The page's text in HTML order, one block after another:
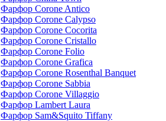
Фарфор Corone Antico
Фарфор Corone Calypso
Фарфор Corone Cocorita
Фарфор Corone Cristallo
Фарфор Corone Folio
Фарфор Corone Grafica
Фарфор Corone Rosenthal Banquet
Фарфор Corone Sabbia
Фарфор Corone Villaggio
Фарфор Lambert Laura
Фарфор Sam&Squito Tiffany